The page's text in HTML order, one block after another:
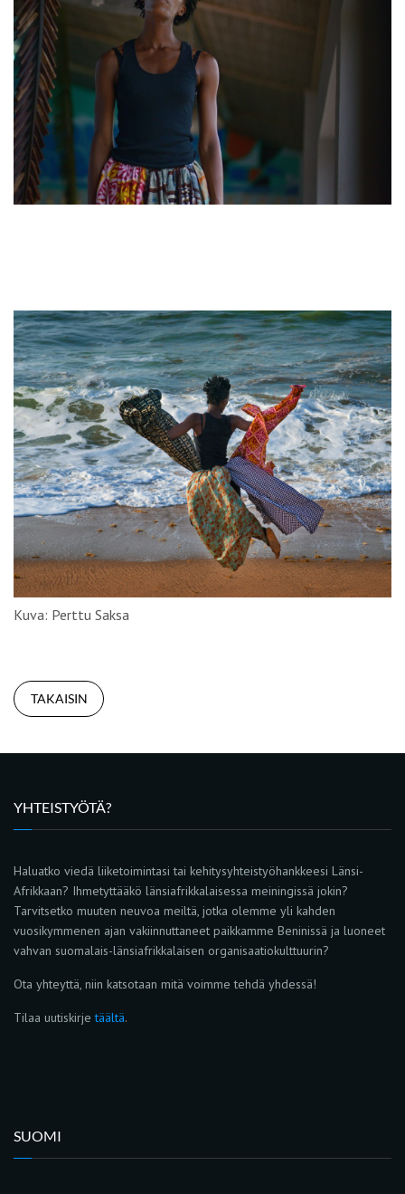
Kuva: Perttu Saksa
TAKAISIN
YHTEISTYÖTÄ?
Haluatko viedä liiketoimintasi tai kehitysyhteistyöhankkeesi Länsi-
Afrikkaan? Ihmetyttääkö länsiafrikkalaisessa meiningissä jokin?
Tarvitsetko muuten neuvoa meiltä, jotka olemme yli kahden
vuosikymmenen ajan vakiinnuttaneet paikkamme Beninissä ja luoneet
vahvan suomalais-länsiafrikkalaisen organisaatiokulttuurin?
Ota yhteyttä, niin katsotaan mitä voimme tehdä yhdessä!
Tilaa uutiskirjetäältä.
SUOMI